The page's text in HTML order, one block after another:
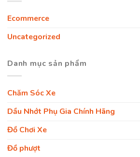
Ecommerce
Uncategorized
Danh mục sản phẩm
Chăm Sóc Xe
Dầu Nhớt Phụ Gia Chính Hãng
Đồ Chơi Xe
Đồ phượt